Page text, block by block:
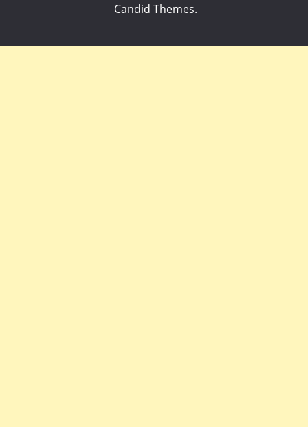
Candid Themes.